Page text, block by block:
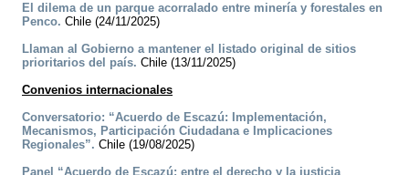
El dilema de un parque acorralado entre minería y forestales en
Penco. Chile (24/11/2025)
Llaman al Gobierno a mantener el listado original de sitios
prioritarios del país. Chile (13/11/2025)
Convenios internacionales
Conversatorio: “Acuerdo de Escazú: Implementación,
Mecanismos, Participación Ciudadana e Implicaciones
Regionales”. Chile (19/08/2025)
Panel “Acuerdo de Escazú: entre el derecho y la justicia